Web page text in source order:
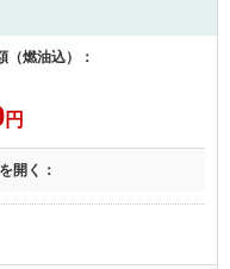
（燃油込）：
円
開く：